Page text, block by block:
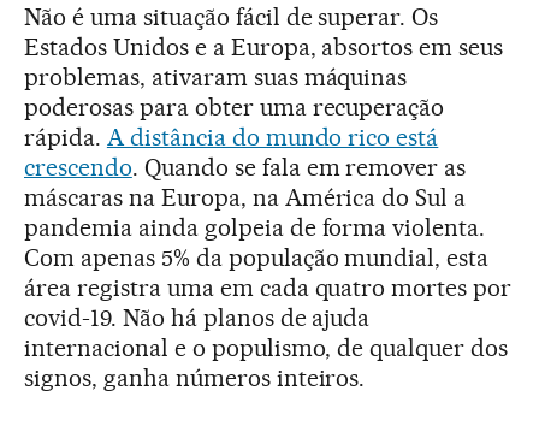
Não é uma situação fácil de superar. Os
Estados Unidos e a Europa, absortos em seus
problemas, ativaram suas máquinas
poderosas para obter uma recuperação
rápida. A distância do mundo rico está
crescendo. Quando se fala em remover as
máscaras na Europa, na América do Sul a
pandemia ainda golpeia de forma violenta.
Com apenas 5% da população mundial, esta
área registra uma em cada quatro mortes por
covid-19. Não há planos de ajuda
internacional e o populismo, de qualquer dos
signos, ganha números inteiros.